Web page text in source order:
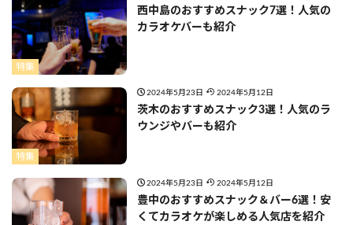
特集
西中島のおすすめスナック7選！人気の
カラオケバーも紹介
特集
2024年5月23日 2024年5月12日
茨木のおすすめスナック3選！人気のラ
ウンジやバーも紹介
2024年5月23日 2024年5月12日
豊中のおすすめスナック＆バー6選！安
くてカラオケが楽しめる人気店を紹介